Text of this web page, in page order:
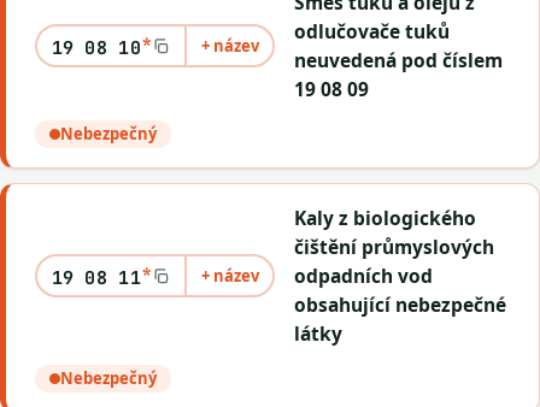
19 08 10* + název
odlučovače tuků
neuvedená pod číslem
19 08 09
Nebezpečný
19 08 11* + název
Kaly z biologického
čištění průmyslových
odpadních vod
obsahující nebezpečné
látky
Nebezpečný